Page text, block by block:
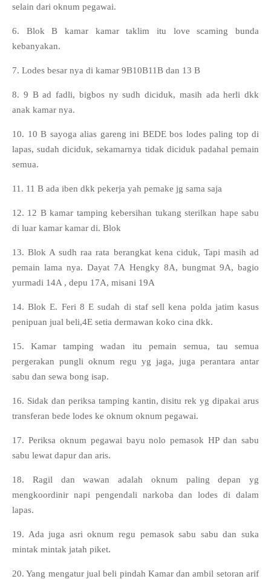
selain dari oknum pegawai.
6. Blok B kamar kamar taklim itu love scaming bunda
kebanyakan.
7. Lodes besar nya di kamar 9B10B11B dan 13 B
8. 9 B ad fadli, bigbos ny sudh diciduk, masih ada herli dkk
anak kamar nya.
10. 10 B sayoga alias gareng ini BEDE bos lodes paling top di
lapas, sudah diciduk, sekamarnya tidak diciduk padahal pemain
semua.
11. 11 B ada iben dkk pekerja yah pemake jg sama saja
12. 12 B kamar tamping kebersihan tukang sterilkan hape sabu
di luar kamar kamar di. Blok
13. Blok A sudh raa rata berangkat kena ciduk, Tapi masih ad
pemain lama nya. Dayat 7A Hengky 8A, bungmat 9A, bagio
yurmadi 14A , depu 17A, misani 19A
14. Blok E. Feri 8 E sudah di staf sell kena polda jatim kasus
penipuan jual beli,4E setia dermawan koko cina dkk.
15. Kamar tamping wadan itu pemain semua, tau semua
pergerakan pungli oknum regu yg jaga, juga perantara antar
sabu dan sewa bong isap.
16. Sidak dan periksa tamping kantin, disitu rek yg dipakai arus
transferan bede lodes ke oknum oknum pegawai.
17. Periksa oknum pegawai bayu nolo pemasok HP dan sabu
sabu lewat dapur dan aris.
18. Ragil dan wawan adalah oknum paling depan yg
mengkoordinir napi pengendali narkoba dan lodes di dalam
lapas.
19. Ada juga asri oknum regu pemasok sabu sabu dan suka
mintak mintak jatah piket.
20. Yang mengatur jual beli pindah Kamar dan ambil setoran arif